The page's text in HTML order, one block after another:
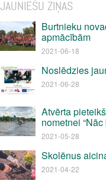
JAUNIEŠU ZIŅAS
Burtnieku
apmācībām
2021-06-18
Noslēdzies
2021-06-28
Atvērta
nometnei “Nāc
2021-05-28
Skolēnus
2021-04-22